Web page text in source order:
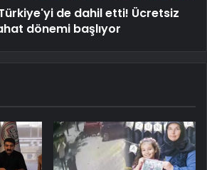
de dahil etti! Ücretsiz
dönemi başlıyor